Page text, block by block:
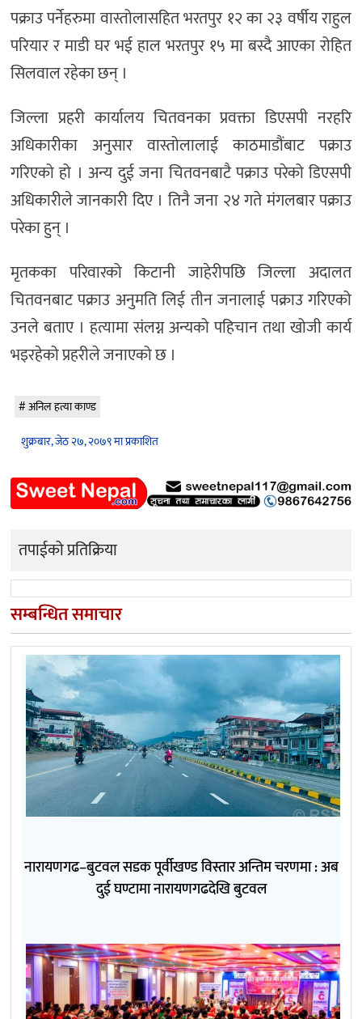
पक्राउ पर्नेहरुमा वास्तोलासहित भरतपुर १२ का २३ वर्षीय राहुल
परियार र माडी घर भई हाल भरतपुर १५ मा बस्दै आएका रोहित
सिलवाल रहेका छन् ।
जिल्ला प्रहरी कार्यालय चितवनका प्रवक्ता डिएसपी नरहरि
अधिकारीका अनुसार वास्तोलालाई काठमाडौंबाट पक्राउ
गरिएको हो । अन्य दुई जना चितवनबाटै पक्राउ परेको डिएसपी
अधिकारीले जानकारी दिए । तिनै जना २४ गते मंगलबार पक्राउ
परेका हुन् ।
मृतकका परिवारको किटानी जाहेरीपछि जिल्ला अदालत
चितवनबाट पक्राउ अनुमति लिई तीन जनालाई पक्राउ गरिएको
उनले बताए । हत्यामा संलग्न अन्यको पहिचान तथा खोजी कार्य
भइरहेको प्रहरीले जनाएको छ ।
अनिल हत्या काण्ड
शुक्रबार, जेठ २७, २०७९ मा प्रकाशित
तपाईको प्रतिक्रिया
सम्बन्धित समाचार
नारायणगढ–बुटवल सडक पूर्वीखण्ड विस्तार अन्तिम चरणमा : अब
दुई घण्टामा नारायणगढदेखि बुटवल